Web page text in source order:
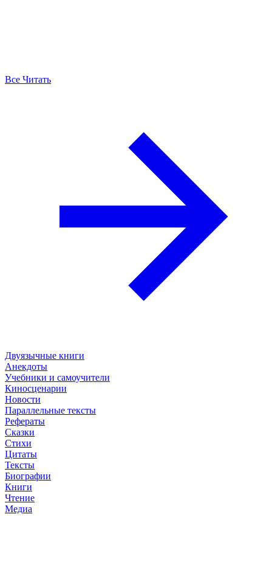
Все Читать
Двуязычные книги
Анекдоты
Учебники и самоучители
Киносценарии
Новости
Параллельные тексты
Рефераты
Сказки
Стихи
Цитаты
Тексты
Биографии
Книги
Чтение
Медиа